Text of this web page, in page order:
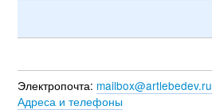
Электропочта: mailbox@artlebedev.ru
Адреса и телефоны